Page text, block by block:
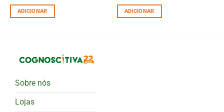
ADICIONAR ADICIONAR
Sobre nós
Lojas